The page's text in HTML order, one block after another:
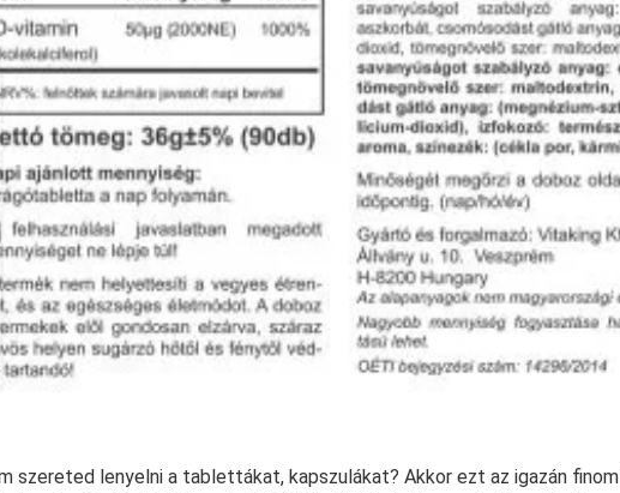
szereted lenyelni a tablettákat, kapszulákat? Akkor ezt az igazán finom